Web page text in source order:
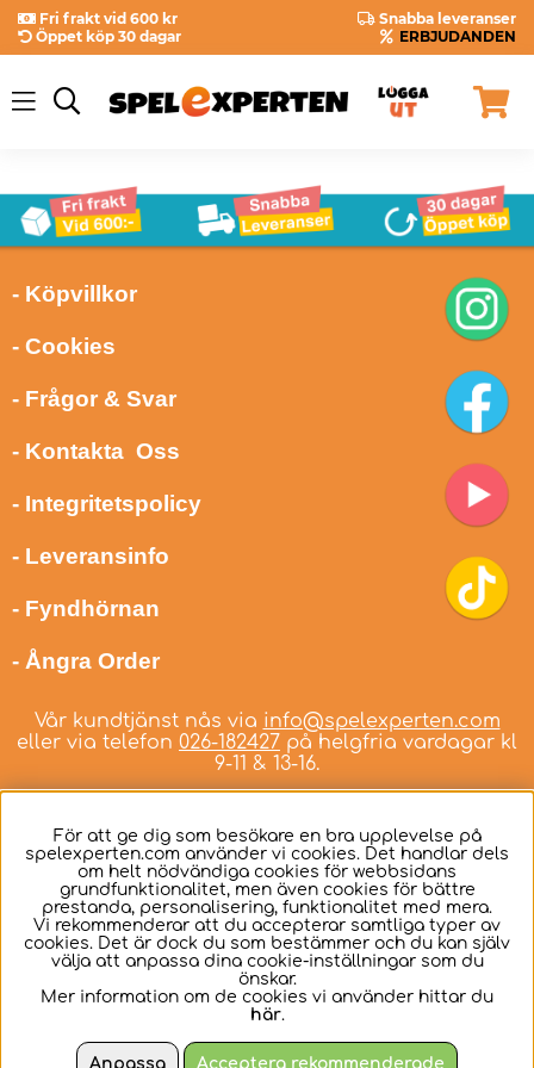
Fri frakt vid 600 kr
Snabba leveranser
Öppet köp 30 dagar
ERBJUDANDEN
- Köpvillkor
- Cookies
- Frågor & Svar
- Kontakta Oss
- Integritetspolicy
- Leveransinfo
- Fyndhörnan
- Ångra Order
Vår kundtjänst nås via info@spelexperten.com
eller via telefon 026-182427 på helgfria vardagar kl
9-11 & 13-16.
Svenska
För att ge dig som besökare en bra upplevelse på
spelexperten.com använder vi cookies. Det handlar dels
om helt nödvändiga cookies för webbsidans
grundfunktionalitet, men även cookies för bättre
prestanda, personalisering, funktionalitet med mera.
Vi rekommenderar att du accepterar samtliga typer av
cookies. Det är dock du som bestämmer och du kan själv
välja att anpassa dina cookie-inställningar som du
önskar.
Mer information om de cookies vi använder hittar du
här.
Anpassa Acceptera rekommenderade